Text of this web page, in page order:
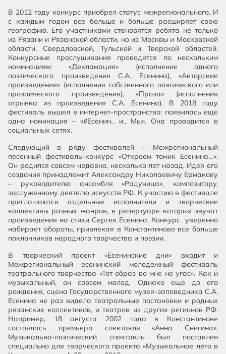
В 2012 году конкурс приобрел статус межрегионального. И
с каждым годом все больше и больше расширяет свою
географию. Его участниками становятся ребята не только
из Рязани и Рязанской области, но из Москвы и Московской
области, Свердловской, Тульской и Тверской областей.
Конкурсные прослушивания проводятся по нескольким
номинациям: «Декламация» (исполнение одного
поэтического произведения С.А. Есенина), «Авторские
произведения» (исполнения собственного поэтического или
прозаического произведения), «Проза» (исполнения
отрывка из произведения С.А. Есенина). В 2018 году
фестиваль вышел в интернет-пространство: появилась еще
одна номинация – «#Есенин_ и_ Мы». Она проводится в
социальных сетях.
Следующий в ряду фестивалей – Межрегиональный
песенный фестиваль-конкурс «Откроем томик Есенина…».
Он родился совсем недавно, несколько лет назад. Идея его
создания принадлежит Александру Николаевичу Ермакову
– руководителю ансамбля «Радуница», композитору,
заслуженному деятелю искусств РФ. К участию в фестивале
приглашаются отдельные исполнители и творческие
коллективы разных жанров, в репертуаре которых звучат
произведения на стихи Сергея Есенина. Конкурс уверенно
набирает обороты, привлекая в Константиново все больше
поклонников народного творчества и поэзии.
В творческий проект «Есенинские дни» входит и
Межрегиональный есенинский молодежный фестиваль
театрального творчества «Тот образ во мне не угас». Как и
музыкальный, он совсем молод. Однако еще до его
рождения, сцена Государственного музея-заповедника С.А.
Есенина не раз видела театральные постановки и родных
рязанских коллективов, и театров из других регионов РФ.
Например, 18 августа 2002 года в Константинове
состоялась премьера спектакля «Анна Снегина».
Музыкально-поэтический спектакль был поставлен
специально для творческого проекта «Музыкальное лето в